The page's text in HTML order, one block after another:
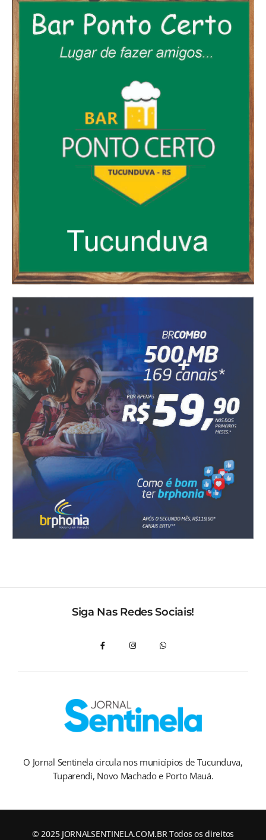
Siga Nas Redes Sociais!
O Jornal Sentinela circula nos municípios de Tucunduva,
Tuparendi, Novo Machado e Porto Mauá.
© 2025 JORNALSENTINELA.COM.BR Todos os direitos